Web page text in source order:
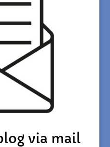
via mail